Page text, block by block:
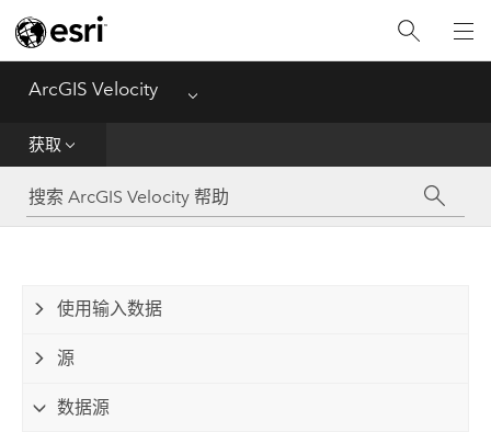
ArcGIS Velocity Menu
获取
入门
获取
分析
传播和通知
管理数据
参考资料
使用输入数据
源
数据源